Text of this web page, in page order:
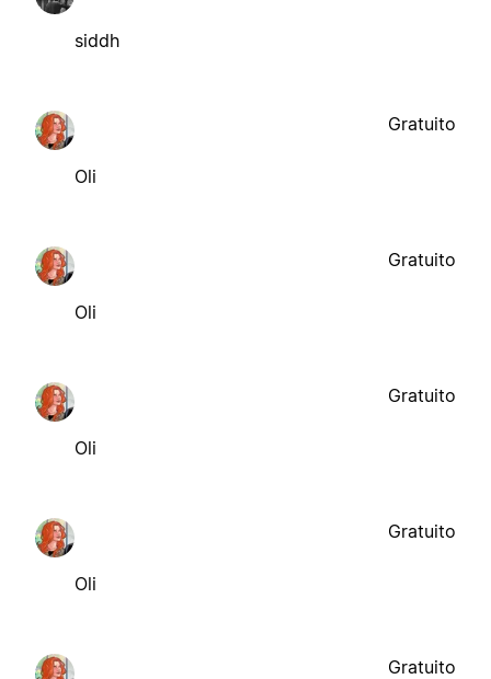
siddh
Oli
Gratuito
Oli
Gratuito
Oli
Gratuito
Oli
Gratuito
Gratuito